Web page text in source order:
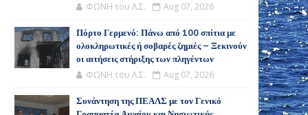
ΦΩΝΗ του Λ.Σ. Aug 07, 2026
Πόρτο Γερμενό: Πάνω από 100 σπίτια με
ολοκληρωτικές ή σοβαρές ζημιές – Ξεκινούν
οι αιτήσεις στήριξης των πληγέντων
ΦΩΝΗ του Λ.Σ. Aug 07, 2026
Συνάντηση της ΠΕΑΛΣ με τον Γενικό